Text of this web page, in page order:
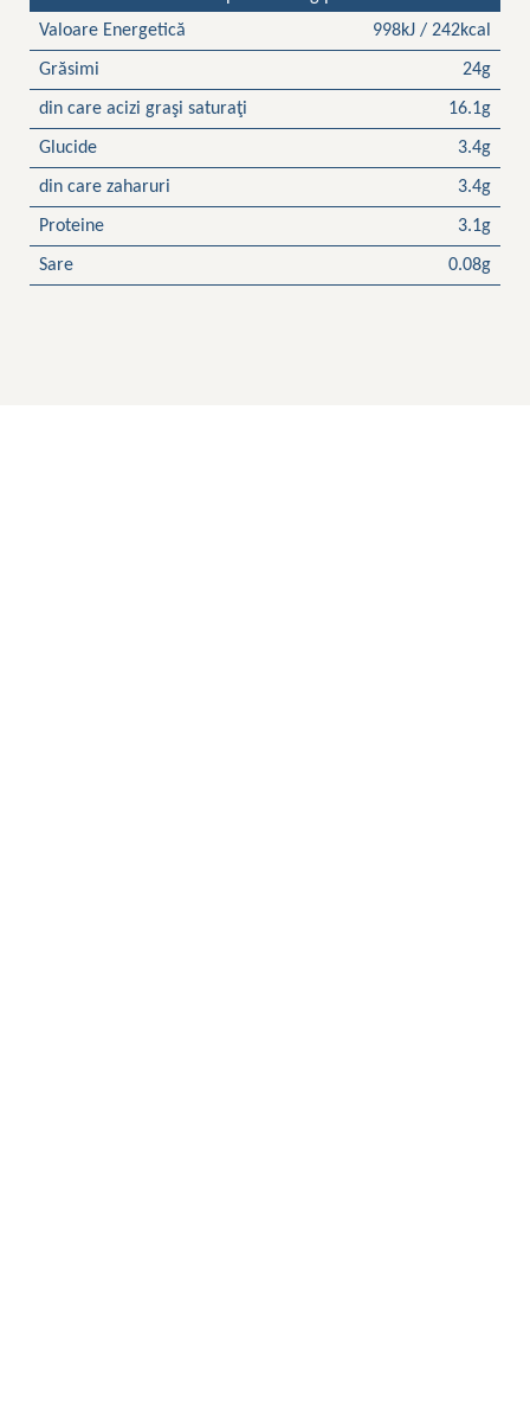
Valoare Energetică
998kJ / 242kcal
Grăsimi 24g
din care acizi graşi saturaţi 16.1g
Glucide 3.4g
din care zaharuri 3.4g
Proteine 3.1g
Sare 0.08g